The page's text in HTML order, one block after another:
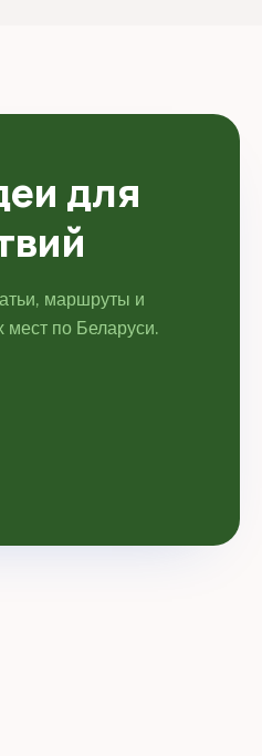
для
маршруты и
мест по Беларуси.